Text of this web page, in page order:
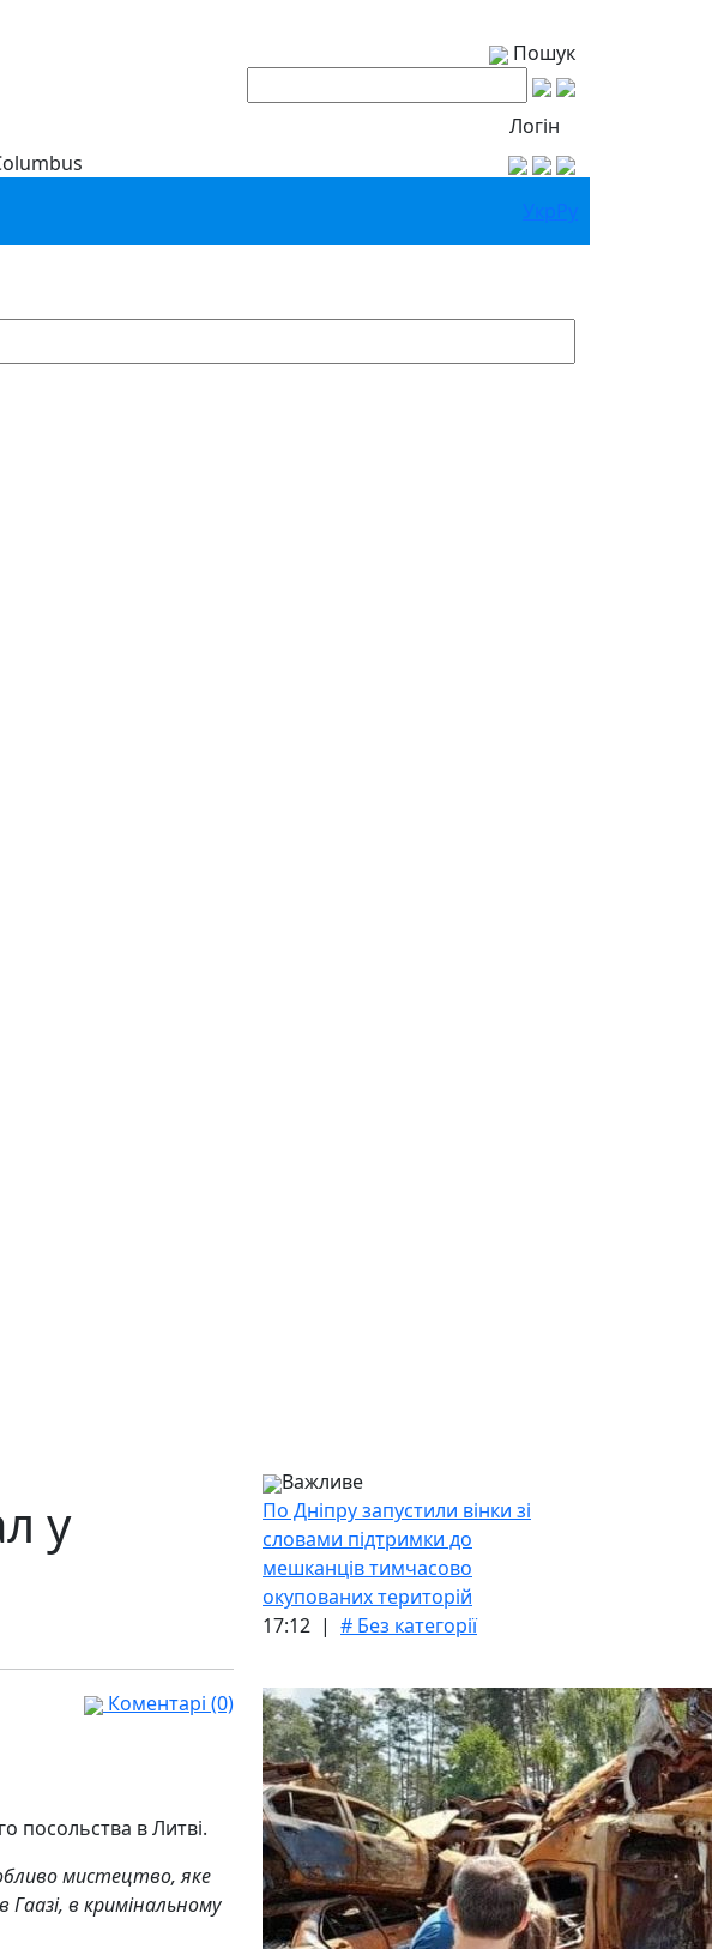
Пошук
Логін
УкрРу
у
Коментарі (0)
посольства в Литві.
мистецтво, яке
в кримінальному
Важливе
По Дніпру запустили вінки зі
словами підтримки до
мешканців тимчасово
окупованих територій
17:12 | # Без категорії